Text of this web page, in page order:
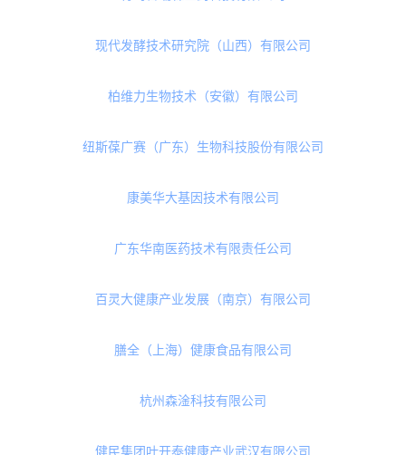
丰益油脂科技有限公司
深圳市康祺生物科技有限公司
广州纽偲生物科技有限公司
青岛琛蓝健康产业集团有限公司
青岛普瑞森医药科技有限公司
现代发酵技术研究院（山西）有限公司
柏维力生物技术（安徽）有限公司
纽斯葆广赛（广东）生物科技股份有限公司
康美华大基因技术有限公司